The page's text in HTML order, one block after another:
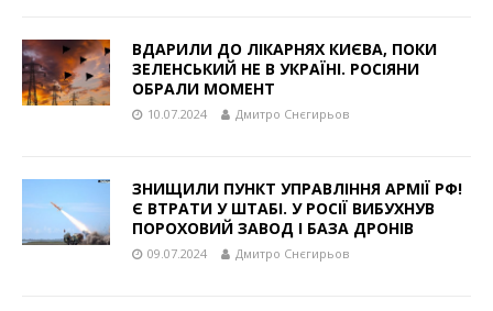
ВДАРИЛИ ДО ЛІКАРНЯХ КИЄВА, ПОКИ
ЗЕЛЕНСЬКИЙ НЕ В УКРАЇНІ. РОСІЯНИ
ОБРАЛИ МОМЕНТ
10.07.2024 Дмитро Снєгирьов
ЗНИЩИЛИ ПУНКТ УПРАВЛІННЯ АРМІЇ РФ!
Є ВТРАТИ У ШТАБІ. У РОСІЇ ВИБУХНУВ
ПОРОХОВИЙ ЗАВОД І БАЗА ДРОНІВ
09.07.2024 Дмитро Снєгирьов